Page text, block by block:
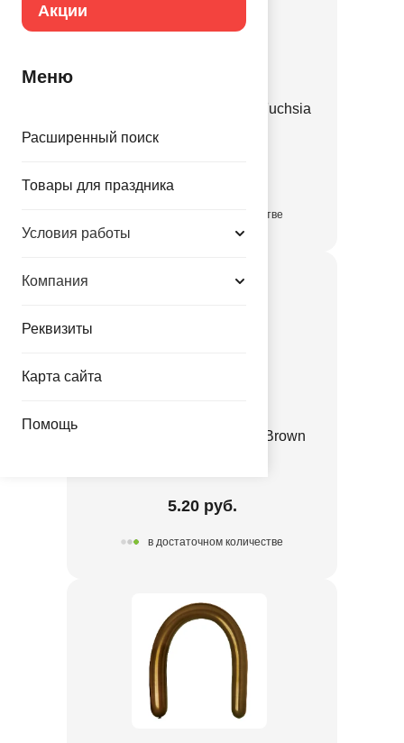
Акции
Меню
Расширенный поиск
Товары для праздника
Условия работы
Компания
Реквизиты
Карта сайта
Помощь
ШДМ 260-2/007 Пастель Fuchsia
5.20 руб.
в достаточном количестве
ШДМ 260-2/048 Пастель Brown
5.20 руб.
в достаточном количестве